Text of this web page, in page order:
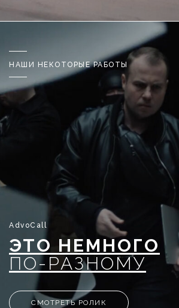
ЭТО НЕМНОГО
ПО-РАЗНОМУ
НАШИ НЕКОТОРЫЕ РАБОТЫ
AdvoCall
СМОТРЕТЬ РОЛИК